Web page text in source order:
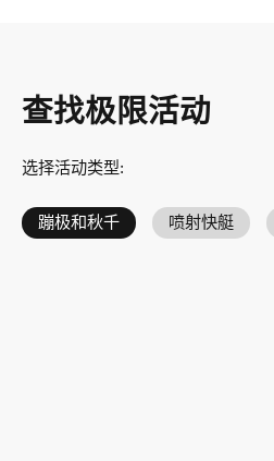
查找极限活动
选择活动类型:
蹦极和秋千 喷射快艇